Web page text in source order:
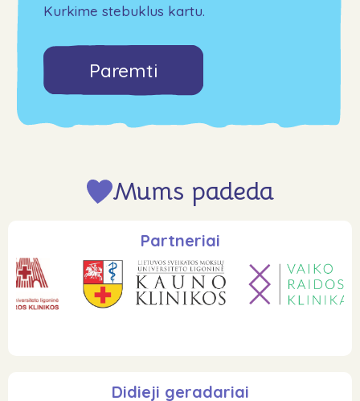
Kurkime stebuklus kartu.
Paremti
Mums padeda
Partneriai
Didieji geradariai